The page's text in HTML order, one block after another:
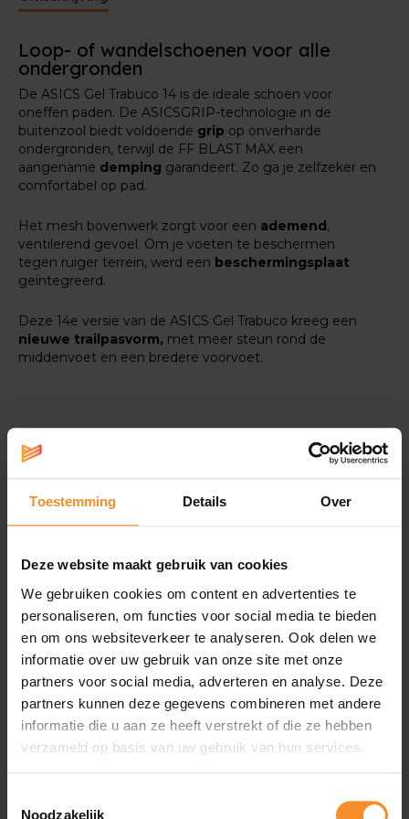
Toestemming Details Over
Deze website maakt gebruik van cookies
We gebruiken cookies om content en advertenties te
personaliseren, om functies voor social media te bieden
en om ons websiteverkeer te analyseren. Ook delen we
informatie over uw gebruik van onze site met onze
partners voor social media, adverteren en analyse. Deze
partners kunnen deze gegevens combineren met andere
informatie die u aan ze heeft verstrekt of die ze hebben
verzameld op basis van uw gebruik van hun services.
Noodzakelijk
Loop- of wandelschoenen voor alle
ondergronden
De ASICS Gel Trabuco 14 is de ideale schoen voor
oneffen paden. De ASICSGRIP-technologie in de
buitenzool biedt voldoende grip op onverharde
ondergronden, terwijl de FF BLAST MAX een
aangename demping garandeert. Zo ga je zelfzeker en
comfortabel op pad.
Het mesh bovenwerk zorgt voor een ademend,
ventilerend gevoel. Om je voeten te beschermen
tegen ruiger terrein, werd een beschermingsplaat
geïntegreerd.
Deze 14e versie van de ASICS Gel Trabuco kreeg een
nieuwe trailpasvorm, met meer steun rond de
middenvoet en een bredere voorvoet.
Specificaties
Reactiviteit |
De hoeveelheid 'bounce'.
Geen extra ondersteuningselementen.
Drop|8mm (stack height: 37,5 - 29,5mm)
Gewicht|